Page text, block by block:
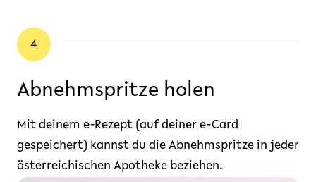
4
Abnehmspritze holen
Mit deinem e-Rezept (auf deiner e-Card
gespeichert) kannst du die Abnehmspritze in jeder
österreichischen Apotheke beziehen.